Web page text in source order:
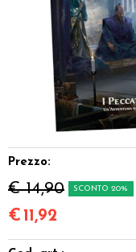
Miniature
Accessori
Giocattoli e Gadget
Prezzo:
€ 14,90 SCONTO 20%
€ 11,92